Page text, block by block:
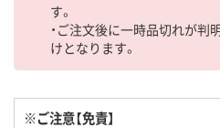
す。
・ご注文後に一時品切れが判
けとなります。
※ご注意【免責】